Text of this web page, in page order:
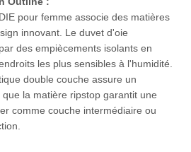
pour femme associe des matières
innovant. Le duvet d'oie
des empiècements isolants en
les plus sensibles à l'humidité.
double couche assure un
la matière ripstop garantit une
comme couche intermédiaire ou